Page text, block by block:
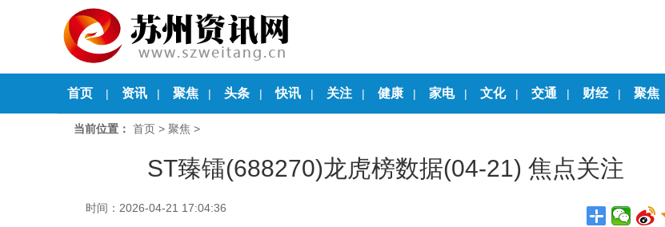
首页 | 资讯 | 聚焦 | 头条 | 快讯 | 关注 | 健康 | 家电 | 文化 | 交通 | 财经 | 聚焦
当前位置： 首页 > 聚焦 >
ST臻镭(688270)龙虎榜数据(04-21) 焦点关注
时间：2026-04-21 17:04:36